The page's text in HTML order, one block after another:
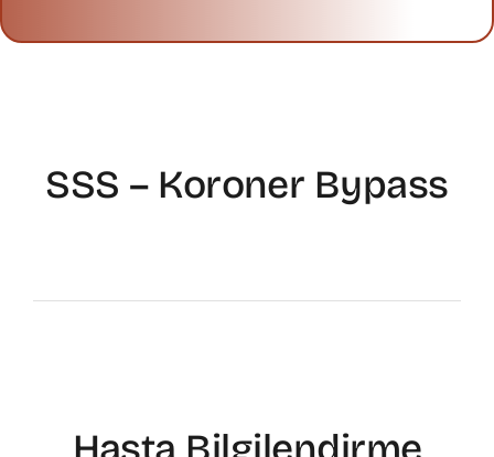
SSS – Koroner Bypass